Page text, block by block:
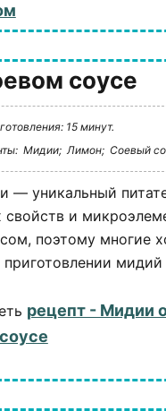
соусе
15 минут.
Мидии; Лимон; Соевый
— уникальный
свойств и
поэтому многие
приготовлении
рецепт - Мидии